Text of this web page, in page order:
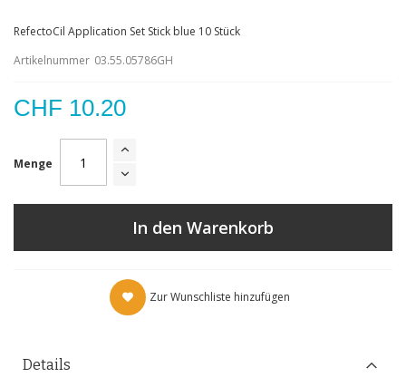
RefectoCil Application Set Stick blue 10 Stück
Artikelnummer 03.55.05786GH
CHF 10.20
Menge
In den Warenkorb
Zur Wunschliste hinzufügen
Details